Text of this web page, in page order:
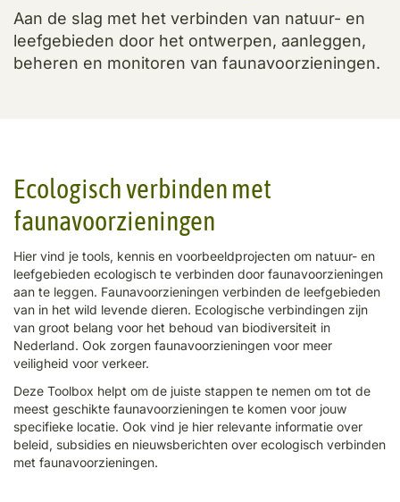
Aan de slag met het verbinden van natuur- en
leefgebieden door het ontwerpen, aanleggen,
beheren en monitoren van faunavoorzieningen.
Ecologisch verbinden met
faunavoorzieningen
Hier vind je tools, kennis en voorbeeldprojecten om natuur- en
leefgebieden ecologisch te verbinden door faunavoorzieningen
aan te leggen. Faunavoorzieningen verbinden de leefgebieden
van in het wild levende dieren. Ecologische verbindingen zijn
van groot belang voor het behoud van biodiversiteit in
Nederland. Ook zorgen faunavoorzieningen voor meer
veiligheid voor verkeer.
Deze Toolbox helpt om de juiste stappen te nemen om tot de
meest geschikte faunavoorzieningen te komen voor jouw
specifieke locatie. Ook vind je hier relevante informatie over
beleid, subsidies en nieuwsberichten over ecologisch verbinden
met faunavoorzieningen.